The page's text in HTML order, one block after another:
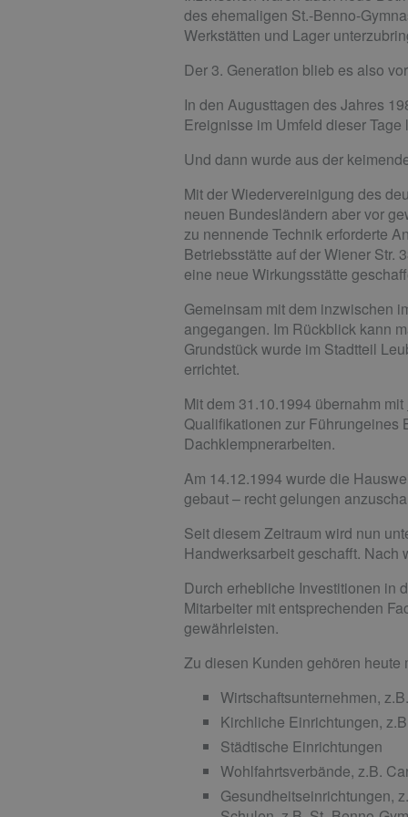
des ehemaligen St.-Benno-
Werkstätten und Lager
Der 3. Generation blieb es also
In den Augusttagen des Jahres
Ereignisse im Umfeld dieser
Und dann wurde aus der
Mit der Wiedervereinigung des
neuen Bundesländern aber vor
zu nennende Technik erforderte
Betriebsstätte auf der Wiener Str.
eine neue Wirkungsstätte
Gemeinsam mit dem inzwischen
angegangen. Im Rückblick kann
Grundstück wurde im Stadtteil
errichtet.
Mit dem 31.10.1994 übernahm mit
Qualifikationen zur Führungeines
Dachklempnerarbeiten.
Am 14.12.1994 wurde die
gebaut – recht gelungen
Seit diesem Zeitraum wird nun
Handwerksarbeit geschafft. Nach
Durch erhebliche Investitionen in
Mitarbeiter mit entsprechenden
gewährleisten.
Zu diesen Kunden gehören heute
Wirtschaftsunternehmen,
Kirchliche Einrichtungen,
Städtische Einrichtungen
Wohlfahrtsverbände, z.B.
Gesundheitseinrichtungen,